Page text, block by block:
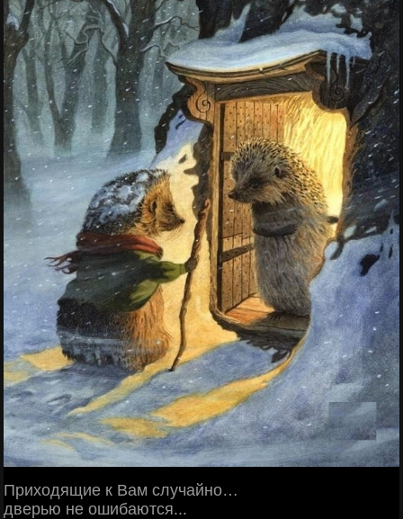
Приходящие к Вам случайно…
дверью не ошибаются...